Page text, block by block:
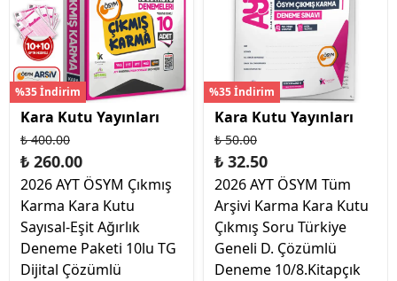
%35 İndirim
Kara Kutu Yayınları
₺ 400.00
₺ 260.00
2026 AYT ÖSYM Çıkmış
Karma Kara Kutu
Sayısal-Eşit Ağırlık
Deneme Paketi 10lu TG
Dijital Çözümlü
%35 İndirim
Kara Kutu Yayınları
₺ 50.00
₺ 32.50
2026 AYT ÖSYM Tüm
Arşivi Karma Kara Kutu
Çıkmış Soru Türkiye
Geneli D. Çözümlü
Deneme 10/8.Kitapçık